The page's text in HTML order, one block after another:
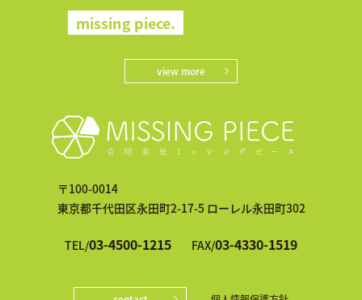
missing piece.
view more
〒100-0014
東京都千代田区永田町2-17-5 ローレル永田町302
TEL/03-4500-1215 FAX/03-4330-1519